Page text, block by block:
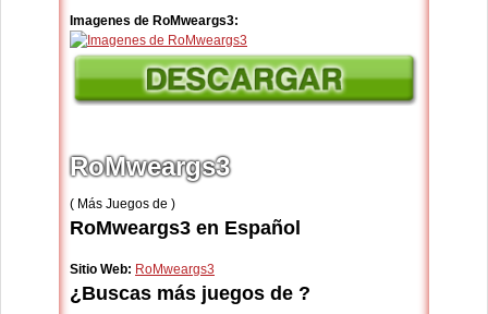
Imagenes de RoMweargs3:
RoMweargs3
( Más Juegos de )
RoMweargs3 en Español
Sitio Web: RoMweargs3
¿Buscas más juegos de ?